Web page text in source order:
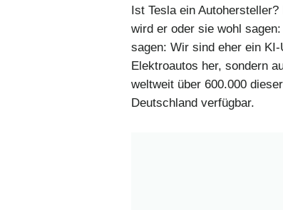
Ist Tesla ein
wird er oder sie wohl
sagen: Wir sind eher ein
Elektroautos her, sondern
weltweit über 600.000
Deutschland verfügbar.